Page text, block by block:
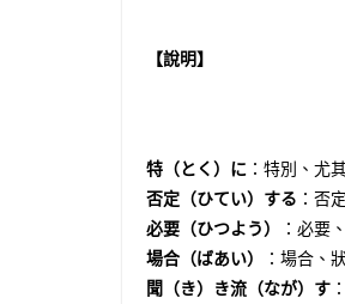
【說明】
特（とく）に ：特別、尤
否定（ひてい）する ：否
必要（ひつよう）
：必要
場合（ばあい）
：場合、
聞（き）き流（なが）す